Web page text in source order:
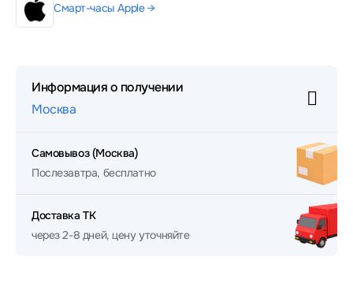
Смарт-часы Apple →
Информация о получении
Москва
Самовывоз (Москва)
Послезавтра, бесплатно
Доставка ТК
через 2-8 дней, цену уточняйте